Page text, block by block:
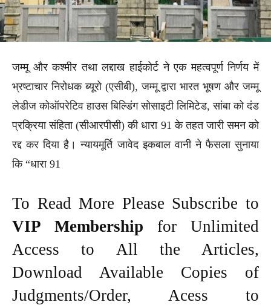
जम्मू और कश्मीर तथा लद्दाख हाईकोर्ट ने एक महत्वपूर्ण निर्णय में
भ्रष्टाचार निरोधक ब्यूरो (एसीबी), जम्मू द्वारा भारत भूषण और जम्मू
लेडीज कोऑपरेटिव हाउस बिल्डिंग सोसाइटी लिमिटेड, सांबा को दंड
प्रक्रिया संहिता (सीआरपीसी) की धारा 91 के तहत जारी समन को
रद्द कर दिया है। न्यायमूर्ति जावेद इकबाल वानी ने फैसला सुनाया
कि “धारा 91
To Read More Please Subscribe to
VIP Membership for Unlimited
Access to All the Articles,
Download Available Copies of
Judgments/Order, Acess to